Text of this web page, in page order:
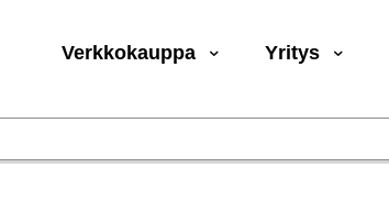
Verkkokauppa Yritys